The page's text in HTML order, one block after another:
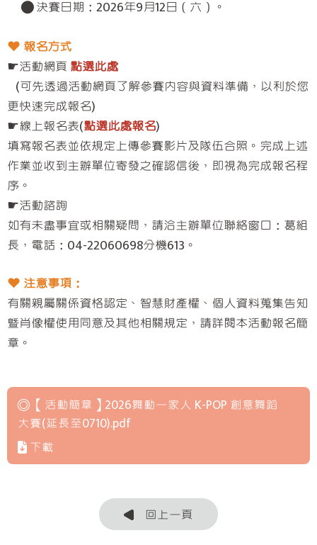
● 決賽日期：2026年9月12日（六）。
❤︎ 報名方式
☛活動網頁 點選此處
(可先透過活動網頁了解參賽內容與資料準備，以利於您
更快速完成報名)
☛線上報名表(點選此處報名)
填寫報名表並依規定上傳參賽影片及隊伍合照。完成上述
作業並收到主辦單位寄發之確認信後，即視為完成報名程
序。
☛活動諮詢
如有未盡事宜或相關疑問，請洽主辦單位聯絡窗口：葛組
長，電話：04-22060698分機613。
❤︎ 注意事項：
有關親屬關係資格認定、智慧財產權、個人資料蒐集告知
暨肖像權使用同意及其他相關規定，請詳閱本活動報名簡
章。
◎ 【活動簡章】2026舞動一家人 K-POP 創意舞蹈
大賽(延長至0710).pdf
下載
回上一頁